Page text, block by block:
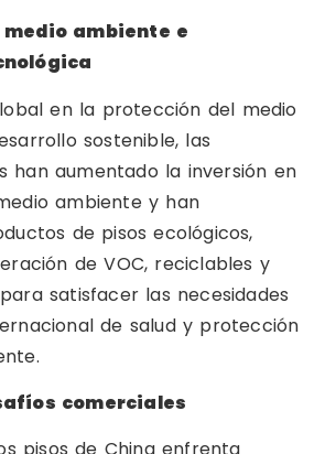
ambiente e
en la protección del medio
sostenible, las
han aumentado la inversión en
ambiente y han
de pisos ecológicos,
de VOC, reciclables y
satisfacer las necesidades
de salud y protección
comerciales